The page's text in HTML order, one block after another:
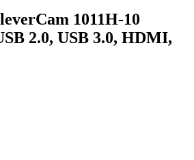
1011H-10
2.0, USB 3.0, HDMI,